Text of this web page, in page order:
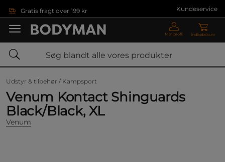
Gratis fragt over 199 kr Kundeservice
Min profil Indkøbskurv
Udstyr & tilbehør / Kampsport
Venum Kontact Shinguards
Black/Black, XL
Venum